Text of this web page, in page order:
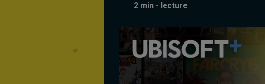
2 min - lecture